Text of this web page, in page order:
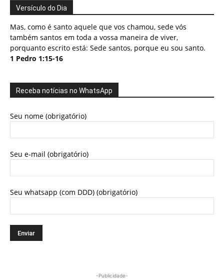
Versículo do Dia
Mas, como é santo aquele que vos chamou, sede vós
também santos em toda a vossa maneira de viver,
porquanto escrito está: Sede santos, porque eu sou santo.
1 Pedro 1:15-16
Receba notícias no WhatsApp
Seu nome (obrigatório)
Seu e-mail (obrigatório)
Seu whatsapp (com DDD) (obrigatório)
-Publicidade-